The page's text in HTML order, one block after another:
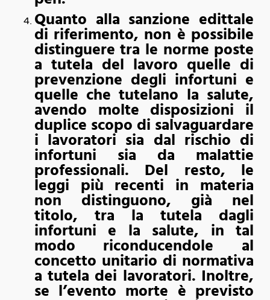
Quanto alla sanzione edittale
di riferimento, non è possibile
distinguere tra le norme poste
a tutela del lavoro quelle di
prevenzione degli infortuni e
quelle che tutelano la salute,
avendo molte disposizioni il
duplice scopo di salvaguardare
i lavoratori sia dal rischio di
infortuni sia da malattie
professionali. Del resto, le
leggi più recenti in materia
non distinguono, già nel
titolo, tra la tutela dagli
infortuni e la salute, in tal
modo riconducendole al
concetto unitario di normativa
a tutela dei lavoratori. Inoltre,
se l’evento morte è previsto